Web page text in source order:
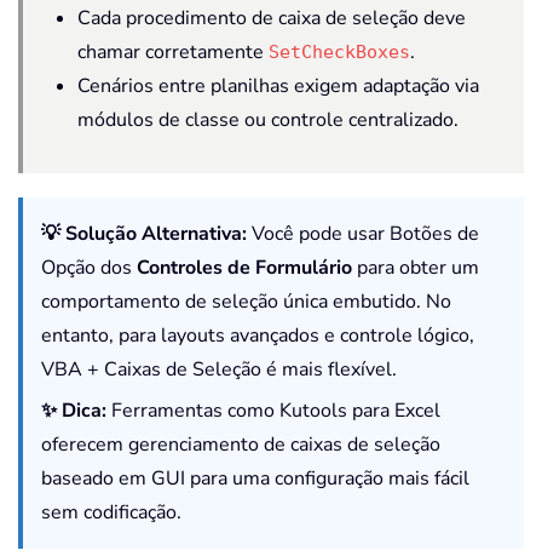
Cada procedimento de caixa de seleção deve
chamar corretamente SetCheckBoxes.
Cenários entre planilhas exigem adaptação via
módulos de classe ou controle centralizado.
💡 Solução Alternativa:Você pode usar Botões de
Opção dos Controles de Formulário para obter um
comportamento de seleção única embutido. No
entanto, para layouts avançados e controle lógico,
VBA + Caixas de Seleção é mais flexível.
✨ Dica: Ferramentas como Kutools para Excel
oferecem gerenciamento de caixas de seleção
baseado em GUI para uma configuração mais fácil
sem codificação.